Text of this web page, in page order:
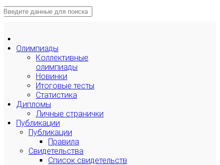
Олимпиады
Коллективные
олимпиады
Новинки
Итоговые тесты
Статистика
Дипломы
Личные странички
Публикации
Публикации
Правила
Свидетельства
Список свидетельств